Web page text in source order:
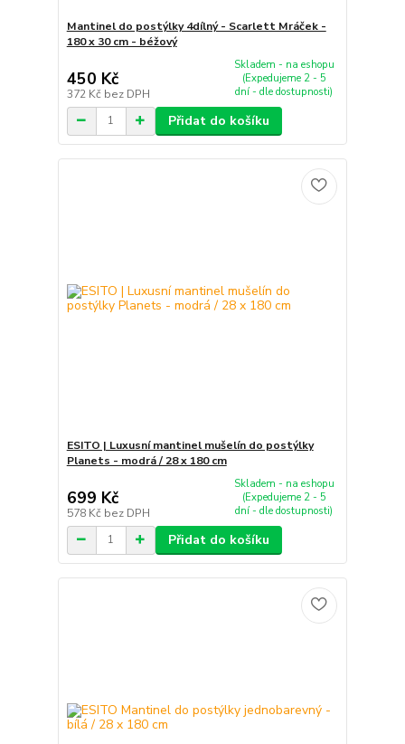
Mantinel do postýlky 4dílný - Scarlett Mráček -
180 x 30 cm - béžový
450 Kč
372 Kč bez DPH
Skladem - na eshopu
(Expedujeme 2 - 5
dní - dle dostupnosti)
Přidat do košíku
ESITO | Luxusní mantinel mušelín do postýlky
Planets - modrá / 28 x 180 cm
699 Kč
578 Kč bez DPH
Skladem - na eshopu
(Expedujeme 2 - 5
dní - dle dostupnosti)
Přidat do košíku